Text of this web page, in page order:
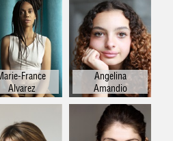
France
Alvarez
Angelina
Amandio